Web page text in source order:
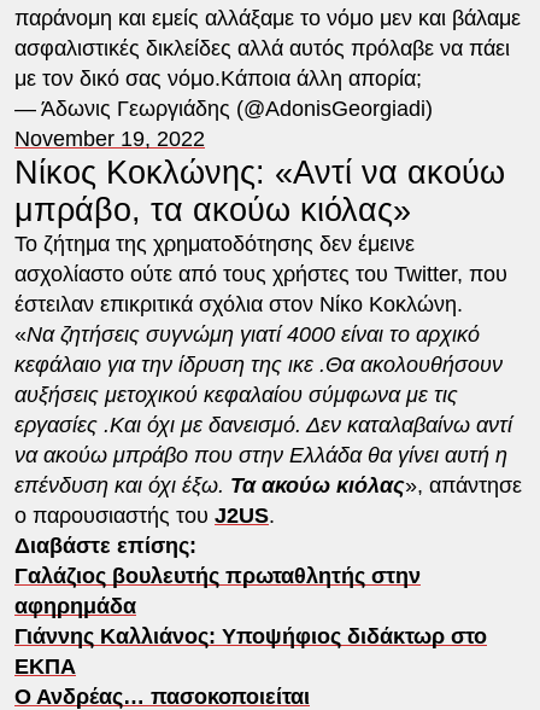
παράνομη και εμείς αλλάξαμε το νόμο μεν και βάλαμε
ασφαλιστικές δικλείδες αλλά αυτός πρόλαβε να πάει
με τον δικό σας νόμο.Κάποια άλλη απορία;
— Άδωνις Γεωργιάδης (@AdonisGeorgiadi)
November 19, 2022
Νίκος Κοκλώνης: «Αντί να ακούω
μπράβο, τα ακούω κιόλας»
Το ζήτημα της χρηματοδότησης δεν έμεινε
ασχολίαστο ούτε από τους χρήστες του Twitter, που
έστειλαν επικριτικά σχόλια στον Νίκο Κοκλώνη.
«Να ζητήσεις συγνώμη γιατί 4000 είναι το αρχικό
κεφάλαιο για την ίδρυση της ικε .Θα ακολουθήσουν
αυξήσεις μετοχικού κεφαλαίου σύμφωνα με τις
εργασίες .Και όχι με δανεισμό. Δεν καταλαβαίνω αντί
να ακούω μπράβο που στην Ελλάδα θα γίνει αυτή η
επένδυση και όχι έξω. Τα ακούω κιόλας», απάντησε
ο παρουσιαστής του J2US.
Διαβάστε επίσης:
Γαλάζιος βουλευτής πρωταθλητής στην
αφηρημάδα
Γιάννης Καλλιάνος: Υποψήφιος διδάκτωρ στο
ΕΚΠΑ
Ο Ανδρέας… πασοκοποιείται